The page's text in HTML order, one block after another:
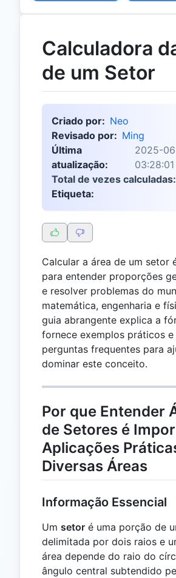
Calculadora
de um Setor
Criado por: Neo
Revisado por: Ming
Última
atualização:
2025-
03:28:01
Total de vezes calculadas:
Etiqueta:
Calcular a área de um setor
para entender proporções
e resolver problemas do
matemática, engenharia e
guia abrangente explica a
fornece exemplos práticos e
perguntas frequentes para
dominar este conceito.
Por que Entender
de Setores é
Aplicações
Diversas Áreas
Informação Essencial
Um setor é uma porção de
delimitada por dois raios e
área depende do raio do
ângulo central subtendido